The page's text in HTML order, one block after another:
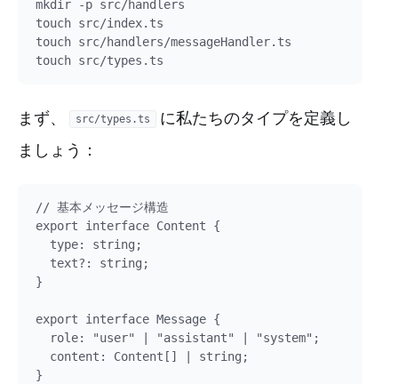
mkdir -p src/handlers
touch src/index.ts
touch src/handlers/messageHandler.ts
まず、 src/types.ts
に私たちのタイプを定義し
ましょう：
// 基本メッセージ構造
export interface Content {
  type: string;
  text?: string;
}
export interface Message {
  role: "user" | "assistant" | "system";
  content: Content[] | string;
}